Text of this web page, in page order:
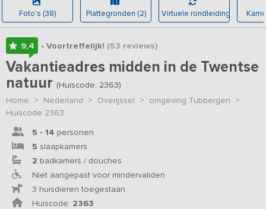
Foto's (38) Plattegronden (2) Virtuele rondleiding
9,4 • Voortreffelijk! (53 reviews)
Vakantieadres midden in de Twentse
natuur (Huiscode: 2363)
Home > Nederland > Overijssel > omgeving Tubbergen >
Huiscode 2363
5 - 14 personen
5 slaapkamers
2 badkamers / douches
Niet aangepast voor mindervaliden
3 huisdieren toegestaan
Huiscode: 2363